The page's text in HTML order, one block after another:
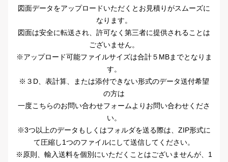
図面データをアップロードいただくとお見積りがスムーズに
なります。
図面は安全に転送され、許可なく第三者に提供されることは
ございません。
※アップロード可能ファイルサイズは合計５MBまでとなりま
す。
※３D、表計算、または添付できない形式のデータ送付希望
の方は
一度こちらのお問い合わせフォームよりお問い合わせくださ
い。
※3つ以上のデータもしくはフォルダを送る際は、ZIP形式に
て圧縮し1つのファイルにして送信してください。
※原則、輸入送料を個別にいただくことはございませんが、1